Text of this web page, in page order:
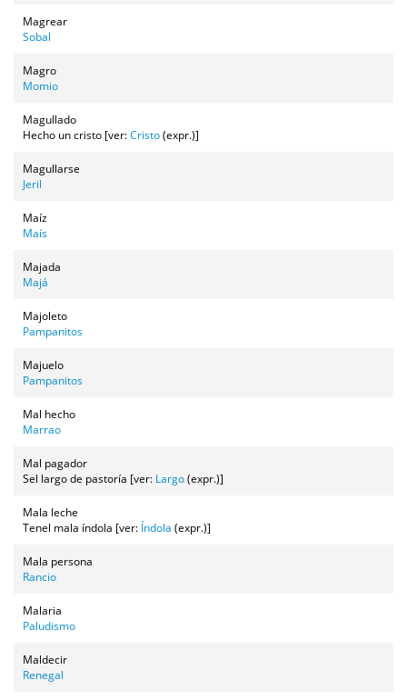
Magrear
Sobal
Magro
Momio
Magullado
Hecho un cristo [ver:Cristo(expr.)]
Magullarse
Jeril
Maíz
Maís
Majada
Majá
Majoleto
Pampanitos
Majuelo
Pampanitos
Mal hecho
Marrao
Mal pagador
Sel largo de pastoría [ver: Largo(expr.)]
Mala leche
Tenel mala índola [ver: Índola (expr.)]
Mala persona
Rancio
Malaria
Paludismo
Maldecir
Renegal